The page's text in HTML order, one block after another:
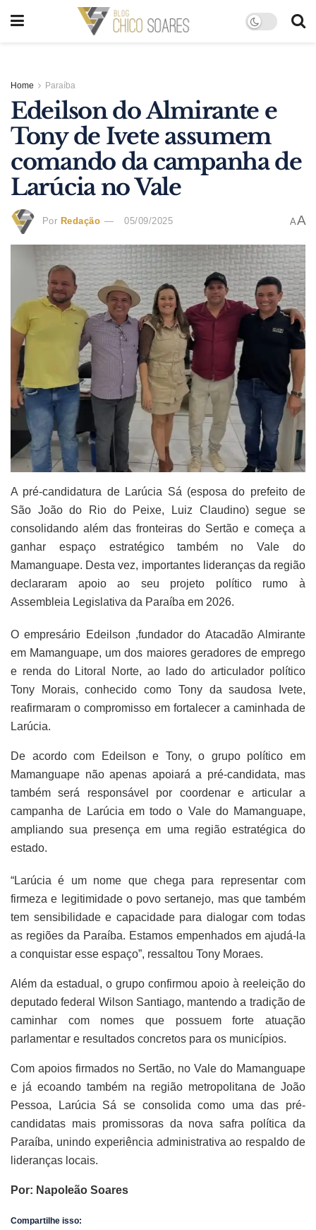
Home Paraíba
Edeilson do Almirante e
Tony de Ivete assumem
comando da campanha de
Larúcia no Vale
Por Redação 05/09/2025 AA
A pré-candidatura de Larúcia Sá (esposa do prefeito de
São João do Rio do Peixe, Luiz Claudino) segue se
consolidando além das fronteiras do Sertão e começa a
ganhar espaço estratégico também no Vale do
Mamanguape. Desta vez, importantes lideranças da região
declararam apoio ao seu projeto político rumo à
Assembleia Legislativa da Paraíba em 2026.
O empresário Edeilson ,fundador do Atacadão Almirante
em Mamanguape, um dos maiores geradores de emprego
e renda do Litoral Norte, ao lado do articulador político
Tony Morais, conhecido como Tony da saudosa Ivete,
reafirmaram o compromisso em fortalecer a caminhada de
Larúcia.
De acordo com Edeilson e Tony, o grupo político em
Mamanguape não apenas apoiará a pré-candidata, mas
também será responsável por coordenar e articular a
campanha de Larúcia em todo o Vale do Mamanguape,
ampliando sua presença em uma região estratégica do
estado.
“Larúcia é um nome que chega para representar com
firmeza e legitimidade o povo sertanejo, mas que também
tem sensibilidade e capacidade para dialogar com todas
as regiões da Paraíba. Estamos empenhados em ajudá-la
a conquistar esse espaço”, ressaltou Tony Moraes.
Além da estadual, o grupo confirmou apoio à reeleição do
deputado federal Wilson Santiago, mantendo a tradição de
caminhar com nomes que possuem forte atuação
parlamentar e resultados concretos para os municípios.
Com apoios firmados no Sertão, no Vale do Mamanguape
e já ecoando também na região metropolitana de João
Pessoa, Larúcia Sá se consolida como uma das pré-
candidatas mais promissoras da nova safra política da
Paraíba, unindo experiência administrativa ao respaldo de
lideranças locais.
Por: Napoleão Soares
Compartilhe isso: